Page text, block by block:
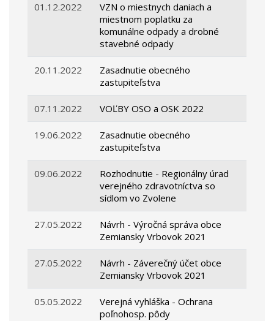
01.12.2022
VZN o miestnych daniach a
miestnom poplatku za
komunálne odpady a drobné
stavebné odpady
20.11.2022
Zasadnutie obecného
zastupiteľstva
07.11.2022 VOĽBY OSO a OSK 2022
19.06.2022
Zasadnutie obecného
zastupiteľstva
09.06.2022
Rozhodnutie - Regionálny úrad
verejného zdravotníctva so
sídlom vo Zvolene
27.05.2022
Návrh - Výročná správa obce
Zemiansky Vrbovok 2021
27.05.2022
Návrh - Záverečný účet obce
Zemiansky Vrbovok 2021
05.05.2022
Verejná vyhláška - Ochrana
poľnohosp. pôdy